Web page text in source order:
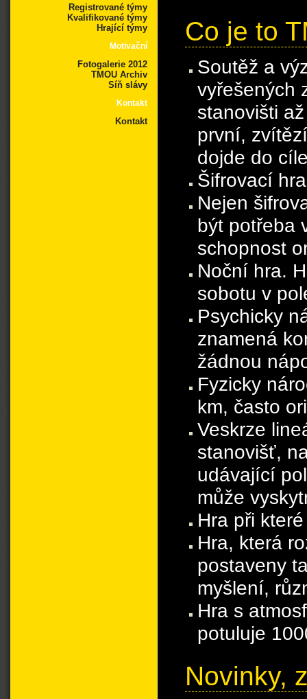
Registrované týmy
Kvalifikované týmy
Hrající týmy
Motivační
Fotogalerie 2012
TMOU Archiv
Síň slávy
Kontakt
Kontakt
Co je to
Soutěž a
vyřešených
stanovišti
první,
dojde do
Šifrovací
Nejen
být potřeba
schopnost
Noční hra.
sobotu v
Psychicky
znamená
žádnou
Fyzicky
km, často
Veskrze
stanovišť,
udávající
může
Hra při
Hra, která
postaveny
myšlení,
Hra s
potuluje
Novinky,